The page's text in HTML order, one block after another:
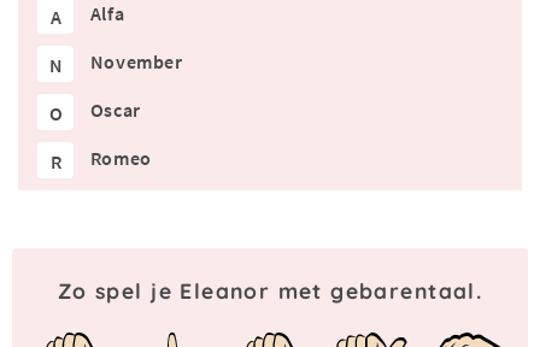
A Alfa
N November
O Oscar
R Romeo
Zo spel je Eleanor met gebarentaal.